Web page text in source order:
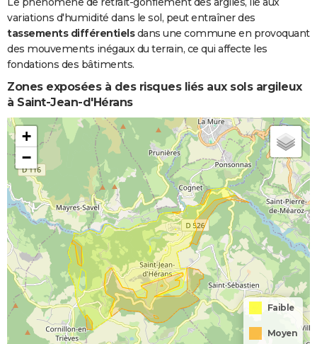
variations d'humidité dans le sol, peut entraîner des
tassements différentielsdans une commune en provoquant
des mouvements inégaux du terrain, ce qui affecte les
fondations des bâtiments.
Zones exposées à des risques liés aux sols argileux
à Saint-Jean-d'Hérans
+
−
Faible
Moyen